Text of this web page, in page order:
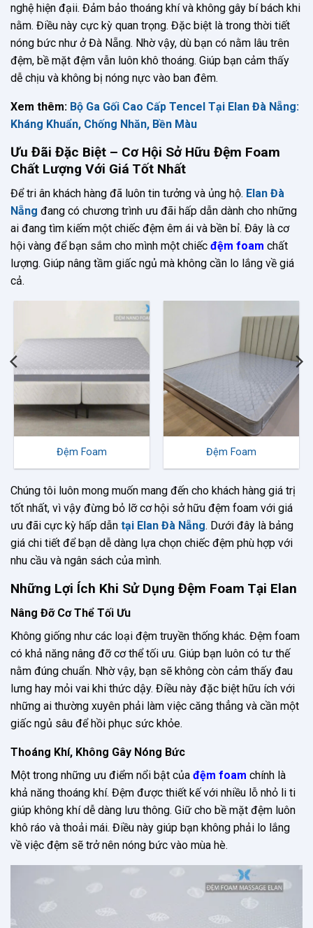
nghệ hiện đạii. Đảm bảo thoáng khí và không gây bí bách khi
nằm. Điều này cực kỳ quan trọng. Đặc biệt là trong thời tiết
nóng bức như ở Đà Nẵng. Nhờ vậy, dù bạn có nằm lâu trên
đệm, bề mặt đệm vẫn luôn khô thoáng. Giúp bạn cảm thấy
dễ chịu và không bị nóng nực vào ban đêm.
Xem thêm: Bộ Ga Gối Cao Cấp Tencel Tại Elan Đà Nẵng:
Kháng Khuẩn, Chống Nhăn, Bền Màu
Ưu Đãi Đặc Biệt – Cơ Hội Sở Hữu Đệm Foam
Chất Lượng Với Giá Tốt Nhất
Để tri ân khách hàng đã luôn tin tưởng và ủng hộ. Elan Đà
Nẵng đang có chương trình ưu đãi hấp dẫn dành cho những
ai đang tìm kiếm một chiếc đệm êm ái và bền bỉ. Đây là cơ
hội vàng để bạn sắm cho mình một chiếc đệm foam chất
lượng. Giúp nâng tầm giấc ngủ mà không cần lo lắng về giá
cả.
Đệm Foam Đệm Foam
Chúng tôi luôn mong muốn mang đến cho khách hàng giá trị
tốt nhất, vì vậy đừng bỏ lỡ cơ hội sở hữu đệm foam với giá
ưu đãi cực kỳ hấp dẫn tại Elan Đà Nẵng. Dưới đây là bảng
giá chi tiết để bạn dễ dàng lựa chọn chiếc đệm phù hợp với
nhu cầu và ngân sách của mình.
Những Lợi Ích Khi Sử Dụng Đệm Foam Tại Elan
Nâng Đỡ Cơ Thể Tối Ưu
Không giống như các loại đệm truyền thống khác. Đệm foam
có khả năng nâng đỡ cơ thể tối ưu. Giúp bạn luôn có tư thế
nằm đúng chuẩn. Nhờ vậy, bạn sẽ không còn cảm thấy đau
lưng hay mỏi vai khi thức dậy. Điều này đặc biệt hữu ích với
những ai thường xuyên phải làm việc căng thẳng và cần một
giấc ngủ sâu để hồi phục sức khỏe.
Thoáng Khí, Không Gây Nóng Bức
Một trong những ưu điểm nổi bật của đệm foam chính là
khả năng thoáng khí. Đệm được thiết kế với nhiều lỗ nhỏ li ti
giúp không khí dễ dàng lưu thông. Giữ cho bề mặt đệm luôn
khô ráo và thoải mái. Điều này giúp bạn không phải lo lắng
về việc đệm sẽ trở nên nóng bức vào mùa hè.